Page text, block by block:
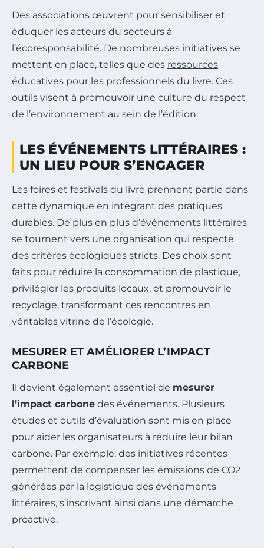
Des associations œuvrent pour sensibiliser et
éduquer les acteurs du secteurs à
l’écoresponsabilité. De nombreuses initiatives se
mettent en place, telles que des ressources
éducatives pour les professionnels du livre. Ces
outils visent à promouvoir une culture du respect
de l’environnement au sein de l’édition.
LES ÉVÉNEMENTS LITTÉRAIRES :
UN LIEU POUR S’ENGAGER
Les foires et festivals du livre prennent partie dans
cette dynamique en intégrant des pratiques
durables. De plus en plus d’événements littéraires
se tournent vers une organisation qui respecte
des critères écologiques stricts. Des choix sont
faits pour réduire la consommation de plastique,
privilégier les produits locaux, et promouvoir le
recyclage, transformant ces rencontres en
véritables vitrine de l’écologie.
MESURER ET AMÉLIORER L’IMPACT
CARBONE
Il devient également essentiel de mesurer
l’impact carbone des événements. Plusieurs
études et outils d’évaluation sont mis en place
pour aider les organisateurs à réduire leur bilan
carbone. Par exemple, des initiatives récentes
permettent de compenser les émissions de CO2
générées par la logistique des événements
littéraires, s’inscrivant ainsi dans une démarche
proactive.